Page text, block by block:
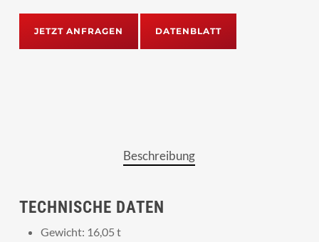
JETZT ANFRAGEN DATENBLATT
Beschreibung
TECHNISCHE DATEN
Gewicht: 16,05 t